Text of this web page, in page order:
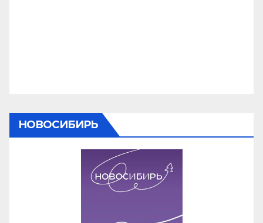
НОВОСИБИРЬ